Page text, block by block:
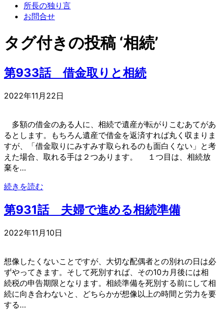
所長の独り言
お問合せ
タグ付きの投稿 ‘相続’
第933話 借金取りと相続
2022年11月22日
多額の借金のある人に、相続で遺産が転がりこむあてがあ
るとします。もちろん遺産で借金を返済すれば丸く収まりま
すが、「借金取りにみすみす取られるのも面白くない」と考
えた場合、取れる手は２つあります。 １つ目は、相続放
棄を…
続きを読む
第931話 夫婦で進める相続準備
2022年11月10日
想像したくないことですが、大切な配偶者との別れの日は必
ずやってきます。そして死別すれば、その10カ月後には相
続税の申告期限となります。相続準備を死別する前にして相
続に向き合わないと、どちらかが想像以上の時間と労力を要
する…